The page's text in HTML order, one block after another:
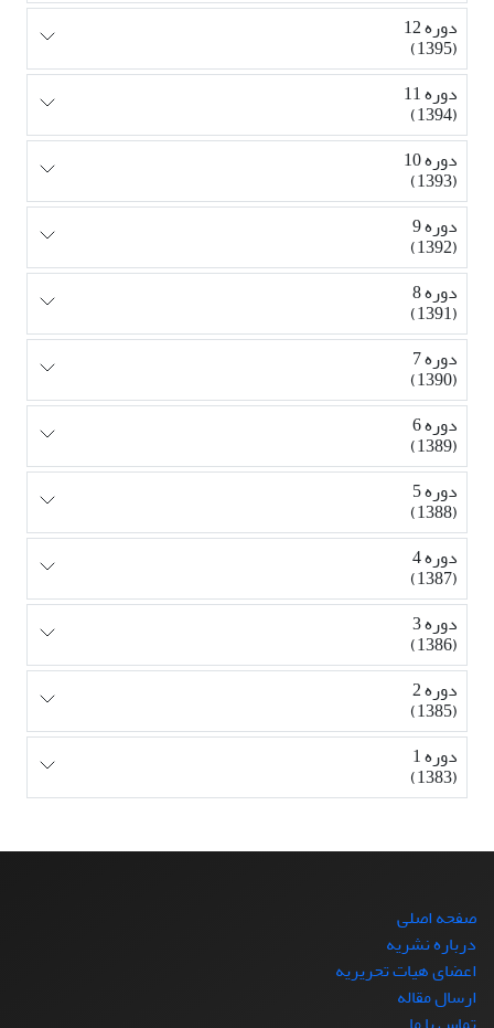
دوره 12
(1395)
دوره 11
(1394)
دوره 10
(1393)
دوره 9
(1392)
دوره 8
(1391)
دوره 7
(1390)
دوره 6
(1389)
دوره 5
(1388)
دوره 4
(1387)
دوره 3
(1386)
دوره 2
(1385)
دوره 1
(1383)
صفحه اصلی
درباره نشریه
اعضای هیات تحریریه
ارسال مقاله